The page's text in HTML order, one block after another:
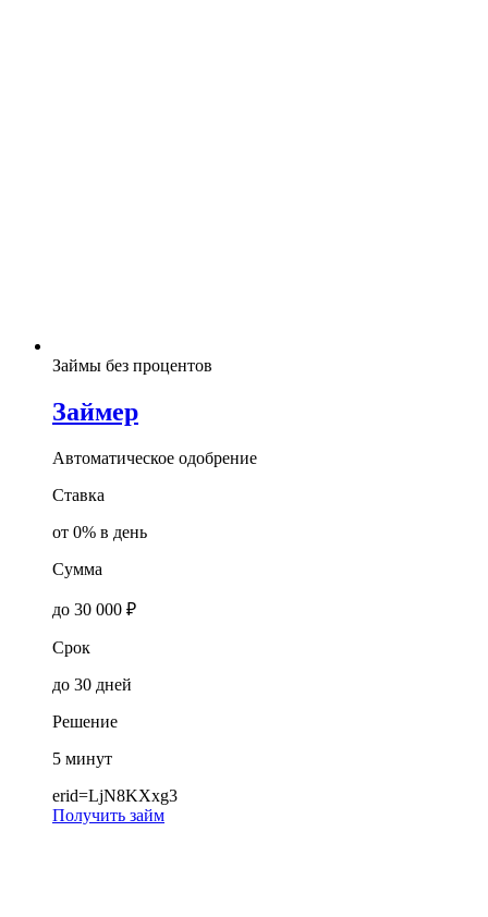
Займы без процентов
Займер
Автоматическое одобрение
Ставка
от 0% в день
Сумма
до 30 000 ₽
Срок
до 30 дней
Решение
5 минут
erid=LjN8KXxg3
Получить займ